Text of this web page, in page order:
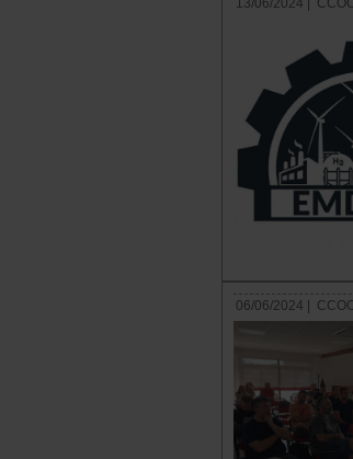
13/06/2024 |
06/06/2024 |